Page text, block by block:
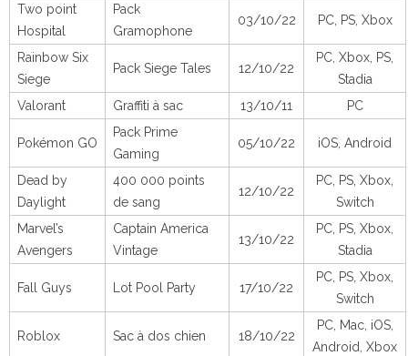
Two point
Hospital
Pack
Gramophone
03/10/22 PC, PS, Xbox
Rainbow Six
Siege
Pack Siege Tales 12/10/22
PC, Xbox, PS,
Stadia
Valorant
Graffiti à sac 13/10/11 PC
Pokémon GO
Pack Prime
Gaming
05/10/22 iOS, Android
Dead by
Daylight
400 000 points
de sang
12/10/22
PC, PS, Xbox,
Switch
Marvel’s
Avengers
Captain America
Vintage
13/10/22
PC, PS, Xbox,
Stadia
Fall Guys Lot Pool Party 17/10/22
PC, PS, Xbox,
Switch
Roblox Sac à dos chien 18/10/22
PC, Mac, iOS,
Android, Xbox